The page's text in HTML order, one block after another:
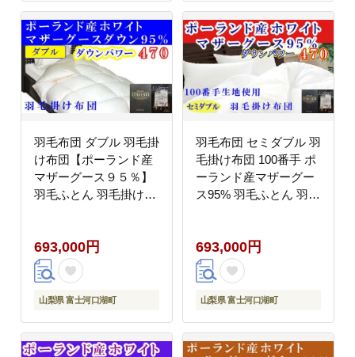
羽毛布団 ダブル 羽毛掛
け布団【ポーランド産
マザーグース９５％】
羽毛ふとん 羽毛掛けふ
羽毛掛け布団 寝具 冬用
羽毛布団 FAG089
693,000円
山梨県 富士河口湖町
羽毛布団 セミダブル 羽
毛掛け布団 100番手 ポ
ーランド産マザーグー
ス95% 羽毛ふとん 羽毛
本掛け羽毛掛け布団 寝
具 冬用 羽毛布団
FAG176
693,000円
山梨県 富士河口湖町